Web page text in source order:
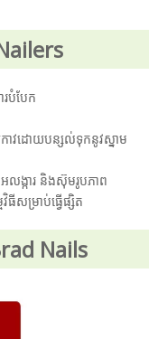
បំបែក
ាវដោយបន្សល់ទុកនូវស្នាម
ង្ការ និងស៊ុមរូបភាព
ធីសម្រាប់ធ្វើផ្សិត
Nails